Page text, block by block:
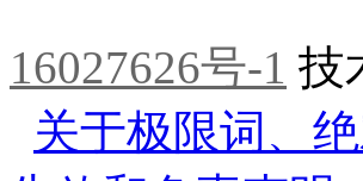
16027626号-1 技
关于极限词、